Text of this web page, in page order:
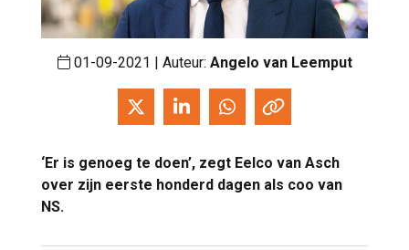
01-09-2021 | Auteur: Angelo van Leemput
‘Er is genoeg te doen’, zegt Eelco van Asch
over zijn eerste honderd dagen als coo van
NS.